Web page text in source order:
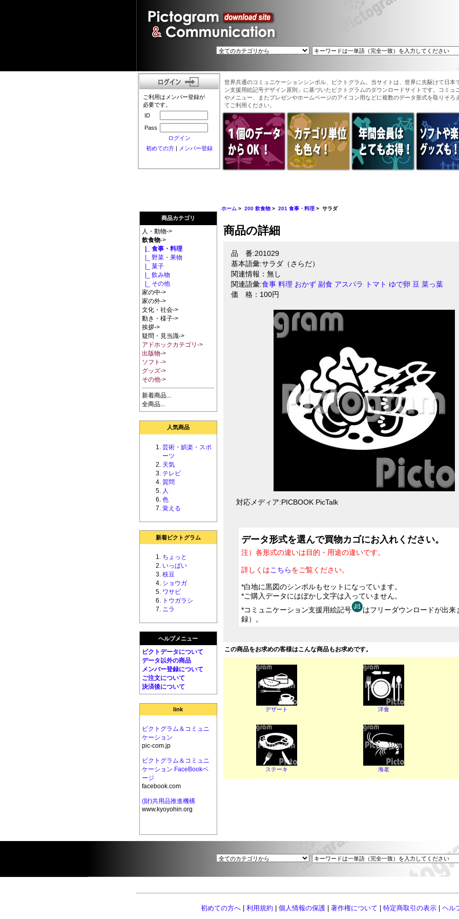
ご利用はメンバー登録が
必要です。
ID
Pass
ログイン
初めての方| メンバー登録
世界共通のコミュニケーションシンボル、ピクトグラム。当サイトは、世界に先駆けて日本
ン支援用絵記号デザイン原則」に基づいたピクトグラムのダウンロードサイトです。コミュ
やメニュー、またプレゼンやホームページのアイコン用などに複数のデータ形式を取りそろ
てご利用ください。
商品カテゴリ
人・動物->
飲食物->
|_ 食事・料理
|_ 野菜・果物
|_ 菓子
|_ 飲み物
|_ その他
家の中->
家の外->
文化・社会->
動き・様子->
挨拶->
疑問・見当識->
アドホックカテゴリ->
出版物->
ソフト->
グッズ->
その他->
新着商品...
全商品...
人気商品
芸術・娯楽・スポ
ーツ
天気
テレビ
質問
人
色
覚える
新着ピクトグラム
ちょっと
いっぱい
枝豆
ショウガ
ワサビ
トウガラシ
ニラ
ヘルプメニュー
ピクトデータについて
データ以外の商品
メンバー登録について
ご注文について
決済後について
link
ピクトグラム＆コミュニ
ケーション
pic-com.jp
ピクトグラム＆コミュニ
ケーション FaceBookペ
ージ
facebook.com
(財)共用品推進機構
www.kyoyohin.org
ホーム >200 飲食物 >201 食事・料理 > サラダ
商品の詳細
品 番:201029
基本語彙:サラダ（さらだ）
関連情報：無し
関連語彙:食事 料理 おかず 副食 アスパラ トマト ゆで卵 豆 菜っ葉
価 格：100円
対応メディア:PICBOOK PicTalk
データ形式を選んで買物カゴにお入れください。
注）各形式の違いは目的・用途の違いです。
詳しくはこちらをご覧ください。
*白地に黒図のシンボルもセットになっています。
*ご購入データにはぼかし文字は入っていません。
*コミュニケーション支援用絵記号
はフリーダウンロードが出来
録）。
この商品をお求めの客様はこんな商品もお求めです。
デザート 洋食
ステーキ 海老
初めての方へ 利用規約 個人情報の保護 著作権について 特定商取引の表示 ヘル